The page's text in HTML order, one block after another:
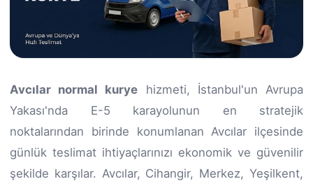
Avcılar normal kurye hizmeti, İstanbul'un Avrupa
Yakası'nda E-5 karayolunun en stratejik
noktalarından birinde konumlanan Avcılar ilçesinde
günlük teslimat ihtiyaçlarınızı ekonomik ve güvenilir
şekilde karşılar. Avcılar, Cihangir, Merkez, Yeşilkent,